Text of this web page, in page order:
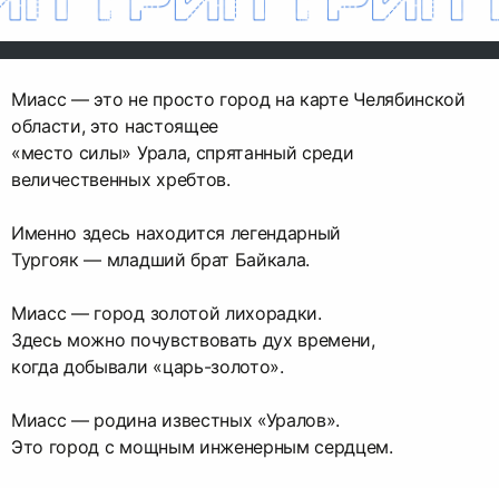
Миасс — это не просто город на карте Челябинской
области, это настоящее
«место силы» Урала, спрятанный среди
величественных хребтов.
Именно здесь находится легендарный
Тургояк — младший брат Байкала.
Миасс — город золотой лихорадки.
Здесь можно почувствовать дух времени,
когда добывали «царь-золото».
Миасс — родина известных «Уралов».
Это город с мощным инженерным сердцем.